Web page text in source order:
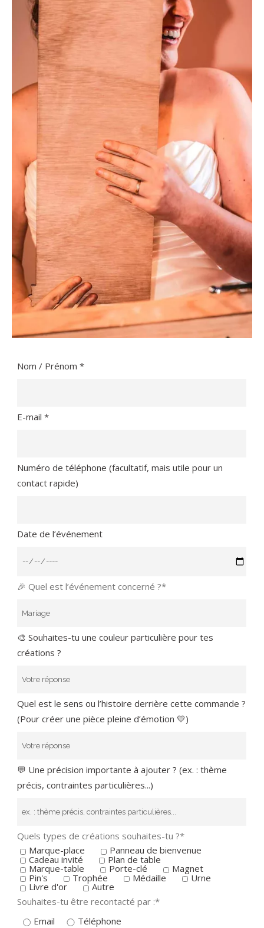
Nom / Prénom *
E-mail *
Numéro de téléphone (facultatif, mais utile pour un
contact rapide)
Date de l’événement
🎉 Quel est l’événement concerné ?*
🎨 Souhaites-tu une couleur particulière pour tes
créations ?
Quel est le sens ou l’histoire derrière cette commande ?
(Pour créer une pièce pleine d’émotion 💛)
💬 Une précision importante à ajouter ? (ex. : thème
précis, contraintes particulières...)
Quels types de créations souhaites-tu ?*
Marque-place
Panneau de bienvenue
Cadeau invité Plan de table
Marque-table Porte-clé Magnet
Pin's Trophée Médaille Urne
Livre d'or
Autre
Souhaites-tu être recontacté par :*
Email
Téléphone